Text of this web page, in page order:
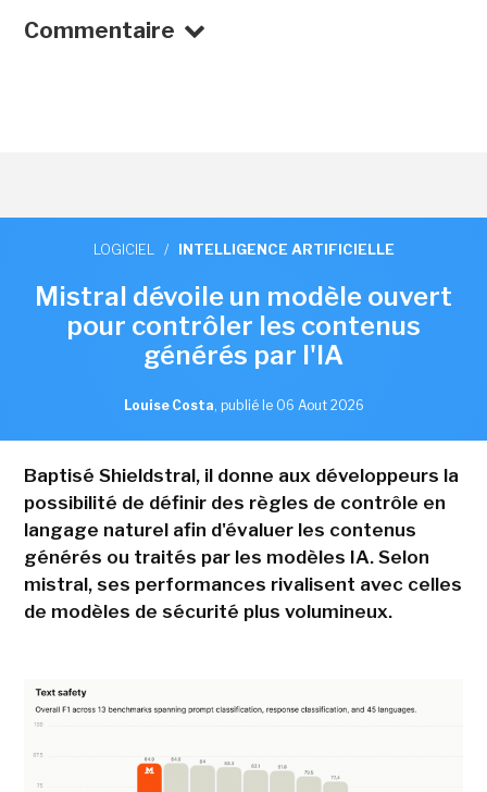
Commentaire
LOGICIEL / INTELLIGENCE ARTIFICIELLE
Mistral dévoile un modèle ouvert
pour contrôler les contenus
générés par l'IA
Louise Costa, publié le 06 Aout 2026
Baptisé Shieldstral, il donne aux développeurs la
possibilité de définir des règles de contrôle en
langage naturel afin d'évaluer les contenus
générés ou traités par les modèles IA. Selon
mistral, ses performances rivalisent avec celles
de modèles de sécurité plus volumineux.